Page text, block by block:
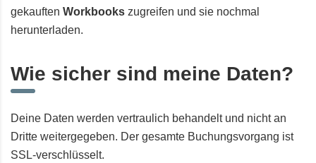
gekauften Workbooks zugreifen und sie nochmal
herunterladen.
Wie sicher sind meine Daten?
Deine Daten werden vertraulich behandelt und nicht an
Dritte weitergegeben. Der gesamte Buchungsvorgang ist
SSL-verschlüsselt.